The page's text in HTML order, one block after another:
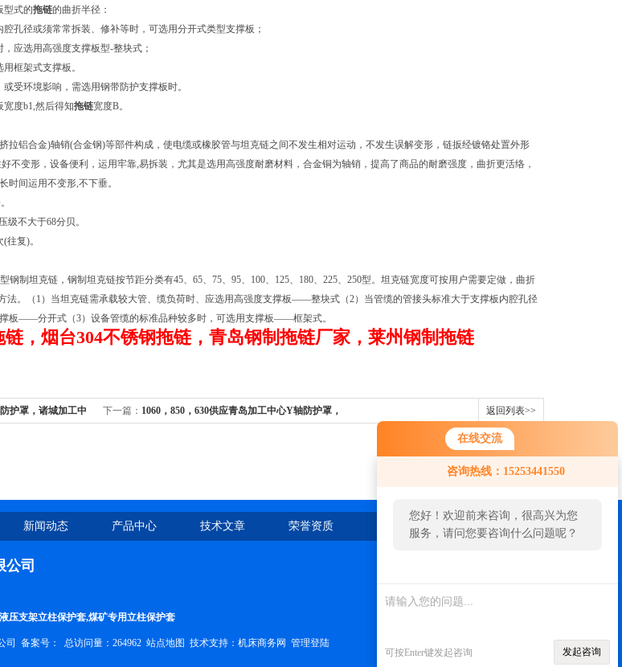
在线交流
咨询热线：15253441550
您好！欢迎前来咨询，很高兴为您
服务，请问您要咨询什么问题呢？
可按Enter键发起咨询 发起咨询
型式的拖链的曲折半径：
孔径或须常常拆装、修补等时，可选用分开式类型支撑板；
应选用高强度支撑板型-整块式；
框架式支撑板。
受环境影响，需选用钢带防护支撑板时。
度b1,然后得知拖链宽度B。
拉铝合金)轴销(合金钢)等部件构成，使电缆或橡胶管与坦克链之间不发生相对运动，不发生误解变形，链扳经镀铬处置外形
不变形，设备便利，运用牢靠,易拆装，尤其是选用高强度耐磨材料，合金铜为轴销，提高了商品的耐磨强度，曲折更活络，
时间运用不变形,不下垂。
级不大于68分贝。
往复)。
钢制坦克链，钢制坦克链按节距分类有45、65、75、95、100、125、180、225、250型。坦克链宽度可按用户需要定做，曲折
法。（1）当坦克链需承载较大管、缆负荷时、应选用高强度支撑板——整块式（2）当管缆的管接头标准大于支撑板内腔孔径
板——分开式（3）设备管缆的标准品种较多时，可选用支撑板——框架式。
，烟台304不锈钢拖链，青岛钢制拖链厂家，莱州钢制拖链
护罩，诸城加工中 下一篇： 1060，850，630供应青岛加工中心Y轴防护罩， 返回列表>>
新闻动态 产品中心 技术文章 荣誉资质 在线留言 联系我们
司
压支架立柱保护套,煤矿专用立柱保护套
司 备案号： 总访问量：264962 站点地图 技术支持： 机床商务网 管理登陆